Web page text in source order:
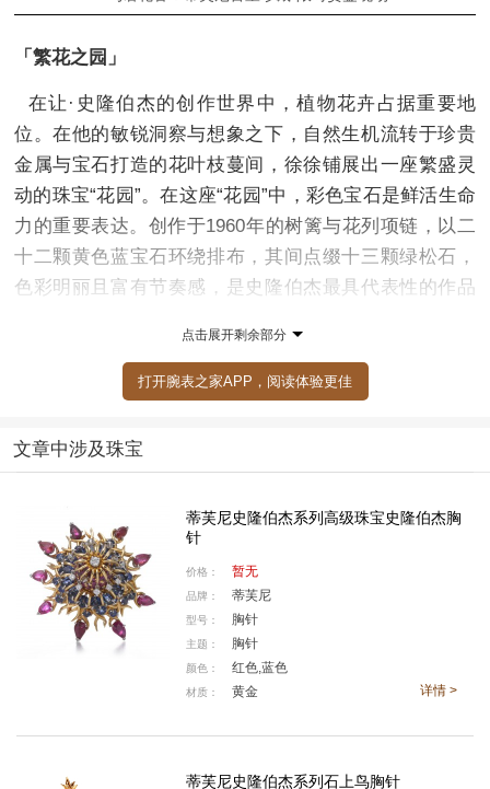
「繁花之园」
在让·史隆伯杰的创作世界中，植物花卉占据重要地
位。在他的敏锐洞察与想象之下，自然生机流转于珍贵
金属与宝石打造的花叶枝蔓间，徐徐铺展出一座繁盛灵
动的珠宝“花园”。在这座“花园”中，彩色宝石是鲜活生命
力的重要表达。创作于1960年的树篱与花列项链，以二
十二颗黄色蓝宝石环绕排布，其间点缀十三颗绿松石，
色彩明丽且富有节奏感，是史隆伯杰最具代表性的作品
创作于1960年的树篱与花列项链
点击展开剩余部分
打开腕表之家APP，阅读体验更佳
文章中涉及珠宝
蒂芙尼史隆伯杰系列高级珠宝史隆伯杰胸
针
价格： 暂无
品牌： 蒂芙尼
型号： 胸针
主题： 胸针
颜色： 红色,蓝色
材质： 黄金 详情 >
蒂芙尼史隆伯杰系列石上鸟胸针